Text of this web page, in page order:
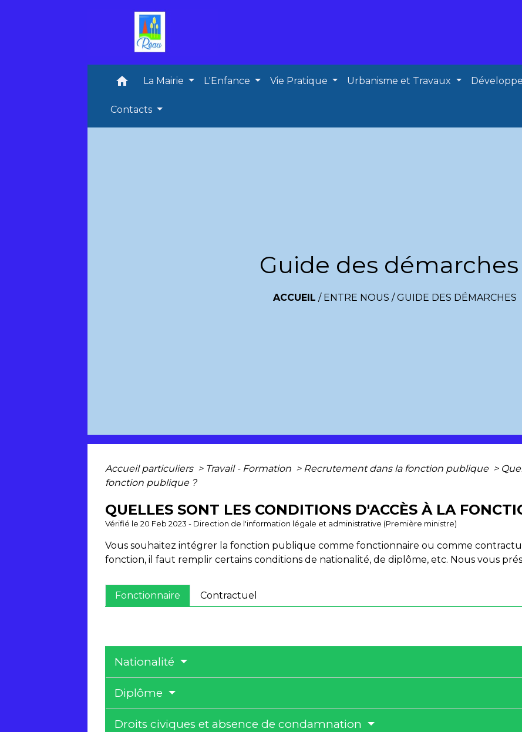
home La Mairie L'Enfance Vie Pratique Urbanisme et Travaux
Contacts
Guide des démarches
ACCUEIL / ENTRE NOUS /GUIDE DES DÉMARCHES
Accueil particuliers > Travail - Formation > Recrutement dans la fonction publique >
fonction publique ?
QUELLES SONT LES CONDITIONS D'ACCÈS À LA
Vérifié le 20 Feb 2023 - Direction de l'information légale et administrative (Première ministre)
Vous souhaitez intégrer la fonction publique comme fonctionnaire ou comme
fonction, il faut remplir certains conditions de nationalité, de diplôme, etc. Nous vous
Fonctionnaire Contractuel
Nationalité
Diplôme
Droits civiques et absence de condamnation